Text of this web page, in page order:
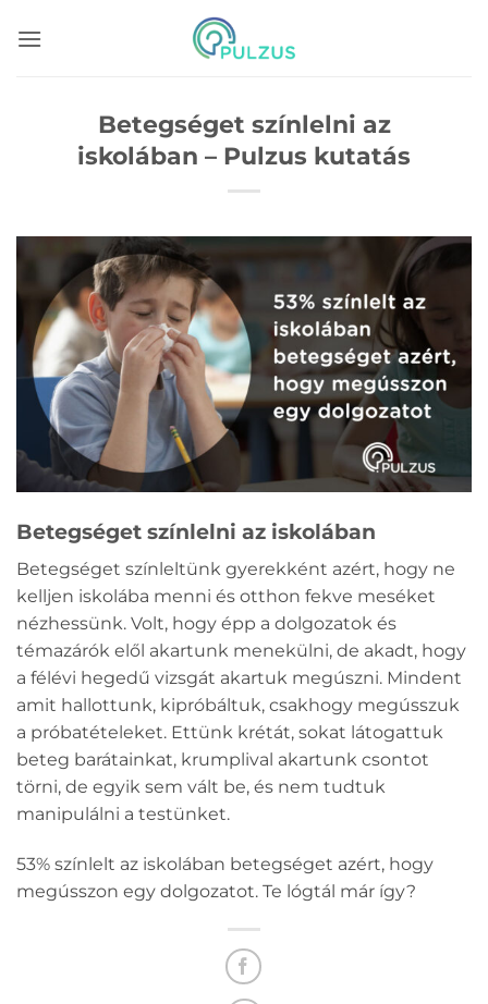
Betegséget színlelni az
iskolában – Pulzus kutatás
Betegséget színlelni az iskolában
Betegséget színleltünk gyerekként azért, hogy ne
kelljen iskolába menni és otthon fekve meséket
nézhessünk. Volt, hogy épp a dolgozatok és
témazárók elől akartunk menekülni, de akadt, hogy
a félévi hegedű vizsgát akartuk megúszni. Mindent
amit hallottunk, kipróbáltuk, csakhogy megússzuk
a próbatételeket. Ettünk krétát, sokat látogattuk
beteg barátainkat, krumplival akartunk csontot
törni, de egyik sem vált be, és nem tudtuk
manipulálni a testünket.
53% színlelt az iskolában betegséget azért, hogy
megússzon egy dolgozatot. Te lógtál már így?